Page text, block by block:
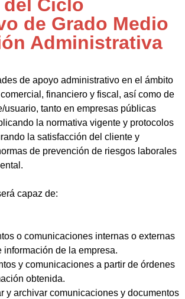
del Ciclo
de Grado Medio
Administrativa
de apoyo administrativo en el ámbito
financiero y fiscal, así como de
usuario, tanto en empresas públicas
la normativa vigente y protocolos
la satisfacción del cliente y
de prevención de riesgos laborales
capaz de:
o comunicaciones internas o externas
información de la empresa.
y comunicaciones a partir de órdenes
obtenida.
y archivar comunicaciones y documentos